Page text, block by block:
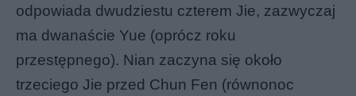
odpowiada dwudziestu czterem Jie, zazwyczaj
ma dwanaście Yue (oprócz roku
przestępnego). Nian zaczyna się około
trzeciego Jie przed Chun Fen (równonoc